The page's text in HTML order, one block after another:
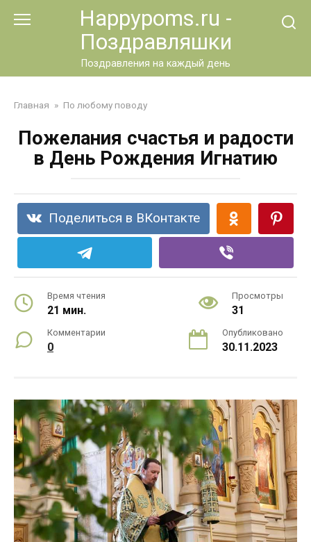
Happypoms.ru -
Поздравляшки
Поздравления на каждый день
Главная » По любому поводу
Пожелания счастья и радости
в День Рождения Игнатию
Поделиться в ВКонтакте
Время чтения
21 мин.
Просмотры
31
Комментарии
0
Опубликовано
30.11.2023